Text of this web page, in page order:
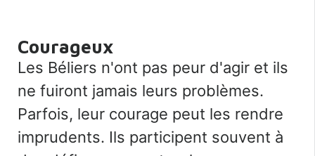
Courageux
Les Béliers n'ont pas peur d'agir et ils
ne fuiront jamais leurs problèmes.
Parfois, leur courage peut les rendre
imprudents. Ils participent souvent à